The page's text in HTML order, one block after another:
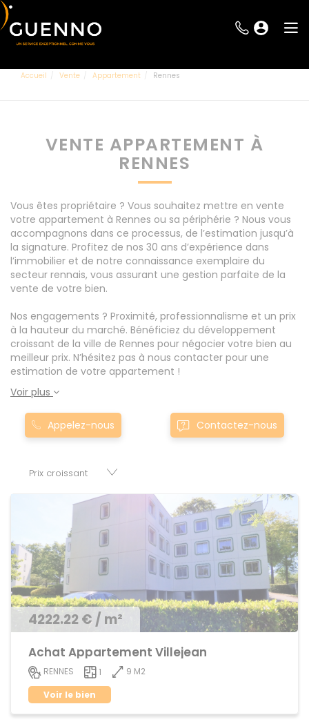
Accueil Vente Appartement Rennes
VENTE APPARTEMENT À
RENNES
Vous êtes propriétaire ? Vous souhaitez mettre en vente
votre appartement à Rennes ou sa périphérie ? Nous vous
accompagnons dans ce processus, de l’estimation jusqu’à
la signature. Profitez de nos 30 ans d’expérience dans
l’immobilier et de notre connaissance exemplaire du
secteur rennais, vous assurant une gestion parfaite de la
vente de votre bien.
Nos engagements ? Proximité, professionnalisme et un prix
à la hauteur du marché. Bénéficiez du développement
croissant de la ville de Rennes pour négocier votre bien au
meilleur prix. N’hésitez pas à nous contacter pour une
estimation de votre appartement !
Voir plus
Appelez-nous Contactez-nous
4222.22 € / m²
Achat Appartement Villejean
RENNES 1
9 M2
Voir le bien